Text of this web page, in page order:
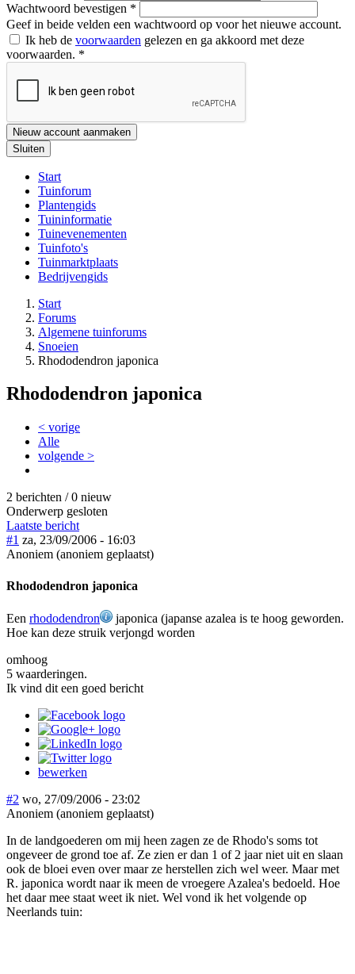
Wachtwoord bevestigen *
Geef in beide velden een wachtwoord op voor het nieuwe account.
Ik heb de voorwaarden gelezen en ga akkoord met deze
voorwaarden. *
Nieuw account aanmaken
Sluiten
Start
Tuinforum
Plantengids
Tuininformatie
Tuinevenementen
Tuinfoto's
Tuinmarktplaats
Bedrijvengids
Start
Forums
Algemene tuinforums
Snoeien
Rhododendron japonica
Rhododendron japonica
< vorige
Alle
volgende >
2 berichten / 0 nieuw
Onderwerp gesloten
Laatste bericht
#1 za, 23/09/2006 - 16:03
Anoniem (anoniem geplaatst)
Rhododendron japonica
Een rhododendron
japonica (japanse azalea is te hoog geworden.
Hoe kan deze struik verjongd worden
omhoog
5 waarderingen.
Ik vind dit een goed bericht
bewerken
#2 wo, 27/09/2006 - 23:02
Anoniem (anoniem geplaatst)
In de landgoederen om mij heen zagen ze de Rhodo's soms tot
ongeveer de grond toe af. Ze zien er dan 1 of 2 jaar niet uit en slaan
ook de bloei even over maar ze herstellen zich wel weer. Maar met
R. japonica wordt naar ik meen de vroegere Azalea's bedoeld. Hoe
het daar mee staat weet ik niet. Wel vond ik het volgende op
Neerlands tuin: